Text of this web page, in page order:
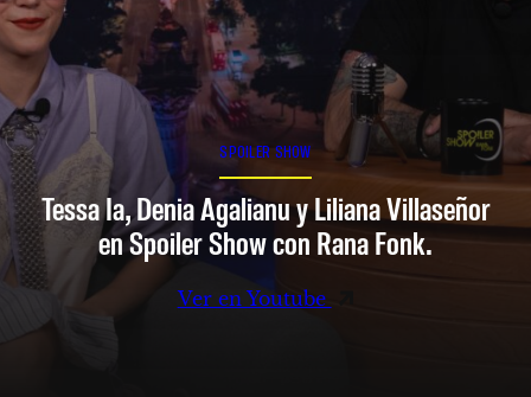
SPOILER SHOW
Tessa Ia, Denia Agalianu y Liliana Villaseñor
en Spoiler Show con Rana Fonk.
Ver en Youtube